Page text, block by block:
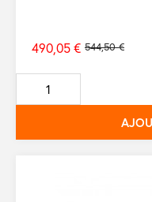
Prix
de
base
544,50 €
490,05 €